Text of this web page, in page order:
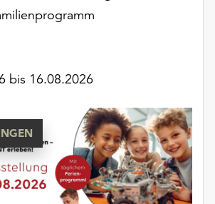
bis 16.08.2026